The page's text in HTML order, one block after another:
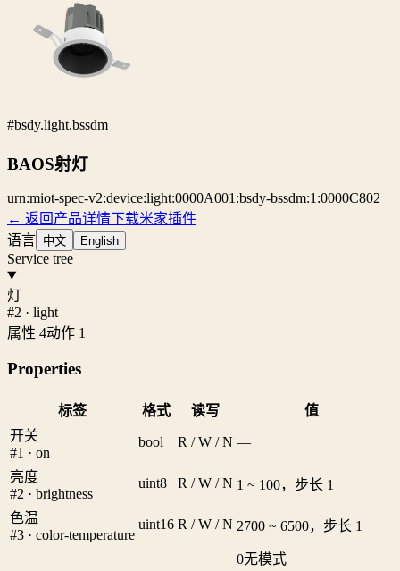
#bsdy.light.bssdm
BAOS射灯
urn:miot-spec-v2:device:light:0000A001:bsdy-bssdm:1:0000C802
← 返回产品详情下载米家插件
语言 中文 English
Service tree
灯
#2 · light
属性 4动作 1
Properties
标签 格式 读写
值
开关
#1 · on
bool R / W / N —
亮度
#2 · brightness
uint8 R / W / N 1 ~ 100，步长 1
色温
#3 · color-temperature
uint16 R / W / N 2700 ~ 6500，步长 1
0无模式